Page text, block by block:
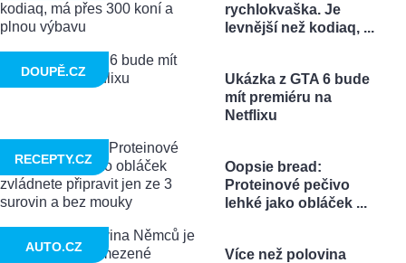
rychlokvaška. Je
levnější než kodiaq, ...
Ukázka z GTA 6 bude
mít premiéru na
Netflixu
DOUPĚ.CZ
Oopsie bread:
Proteinové pečivo
lehké jako obláček ...
RECEPTY.CZ
Více než polovina
AUTO.CZ